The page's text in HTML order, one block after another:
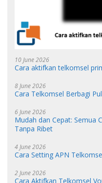
10 June 2026
Cara aktifkan telkomsel
8 June 2026
Cara Telkomsel Berbagi
6 June 2026
Mudah dan Cepat: Semua
Tanpa Ribet
4 June 2026
Cara Setting APN
2 June 2026
Cara Aktifkan Telkomsel